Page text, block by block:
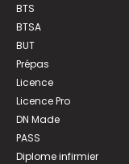
BTS
BTSA
BUT
Prépas
Licence
Licence Pro
DN Made
PASS
Diplome infirmier